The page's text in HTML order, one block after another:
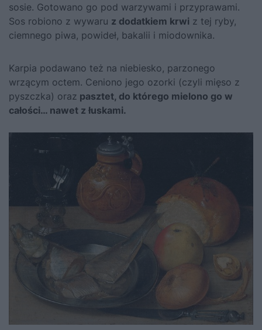
sosie. Gotowano go pod warzywami i przyprawami.
Sos robiono z wywaru z dodatkiem krwi z tej ryby,
ciemnego piwa, powideł, bakalii i miodownika.
Karpia podawano też na niebiesko, parzonego
wrzącym octem. Ceniono jego ozorki (czyli mięso z
pyszczka) oraz pasztet, do którego mielono go w
całości… nawet z łuskami.